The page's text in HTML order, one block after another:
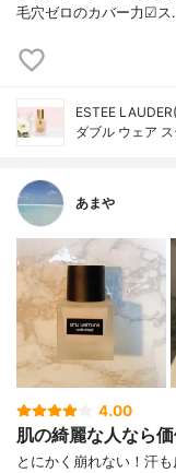
毛穴ゼロのカバー力☑︎
ESTEE
ダブル ウェア
あまや
4.00
肌の綺麗な人なら
とにかく崩れない！汗